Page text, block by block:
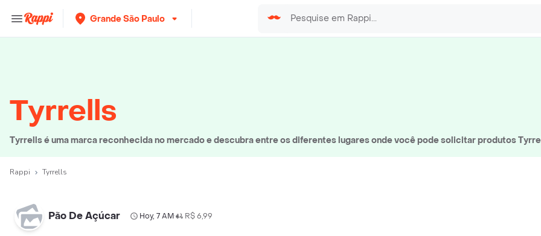
Grande São Paulo
Tyrrells
Tyrrells é uma marca reconhecida no mercado e descubra entre os diferentes lugares onde você pode solicitar produtos
Rappi Tyrrells
Pão De Açúcar Hoy, 7 AM• R$ 6,99